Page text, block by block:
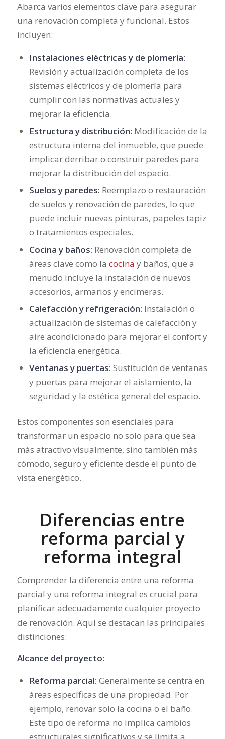
Abarca varios elementos clave para asegurar
una renovación completa y funcional. Estos
incluyen:
Instalaciones eléctricas y de plomería:
Revisión y actualización completa de los
sistemas eléctricos y de plomería para
cumplir con las normativas actuales y
mejorar la eficiencia.
Estructura y distribución: Modificación de la
estructura interna del inmueble, que puede
implicar derribar o construir paredes para
mejorar la distribución del espacio.
Suelos y paredes: Reemplazo o restauración
de suelos y renovación de paredes, lo que
puede incluir nuevas pinturas, papeles tapiz
o tratamientos especiales.
Cocina y baños: Renovación completa de
áreas clave como la cocina y baños, que a
menudo incluye la instalación de nuevos
accesorios, armarios y encimeras.
Calefacción y refrigeración: Instalación o
actualización de sistemas de calefacción y
aire acondicionado para mejorar el confort y
la eficiencia energética.
Ventanas y puertas: Sustitución de ventanas
y puertas para mejorar el aislamiento, la
seguridad y la estética general del espacio.
Estos componentes son esenciales para
transformar un espacio no solo para que sea
más atractivo visualmente, sino también más
cómodo, seguro y eficiente desde el punto de
vista energético.
Diferencias entre
reforma parcial y
reforma integral
Comprender la diferencia entre una reforma
parcial y una reforma integral es crucial para
planificar adecuadamente cualquier proyecto
de renovación. Aquí se destacan las principales
distinciones:
Alcance del proyecto:
Reforma parcial: Generalmente se centra en
áreas específicas de una propiedad. Por
ejemplo, renovar solo la cocina o el baño.
Este tipo de reforma no implica cambios